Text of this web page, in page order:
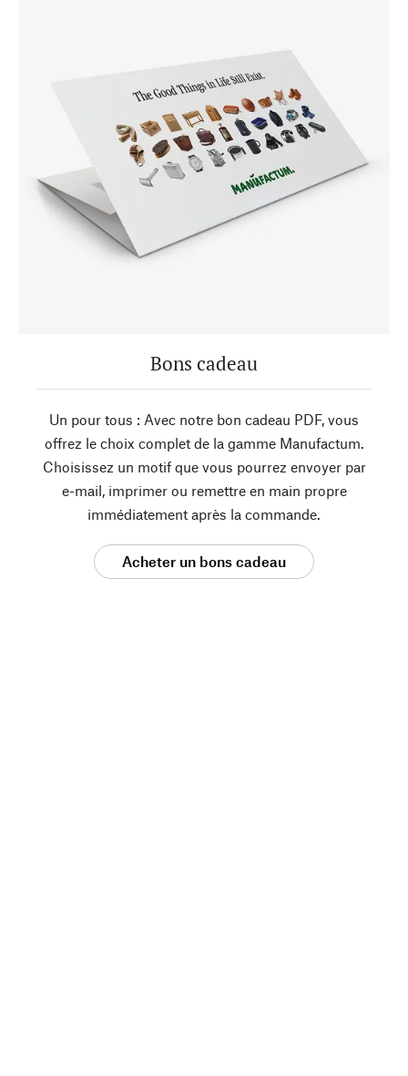
Bons cadeau
Un pour tous : Avec notre bon cadeau PDF, vous
offrez le choix complet de la gamme Manufactum.
Choisissez un motif que vous pourrez envoyer par
e-mail, imprimer ou remettre en main propre
immédiatement après la commande.
Acheter un bons cadeau